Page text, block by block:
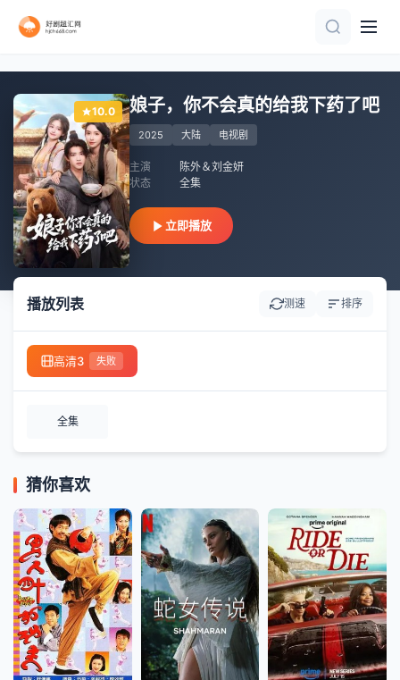
10.0 娘子，你不会真的给我下药了吧
2025 大陆 电视剧
主演
陈外＆刘金妍
状态
全集
立即播放
播放列表 测速 排序
高清3 失败
全集
猜你喜欢
完结
第6集
第8集完结
第10集完结
更新第06集
全集
全集
第6集
已完结 共3集
已完结